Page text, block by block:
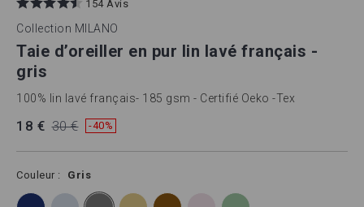
154 Avis
Collection MILANO
Taie d’oreiller en pur lin lavé français -
gris
100% lin lavé français- 185 gsm - Certifié Oeko -Tex
18 € 30 € -40%
Couleur Gris
the
beginning
the
images
gallery